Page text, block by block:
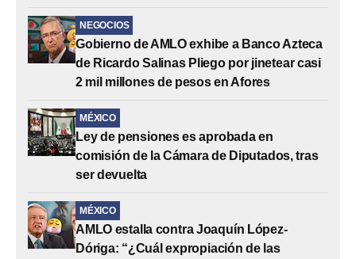
NEGOCIOS
Gobierno de AMLO exhibe a Banco Azteca
de Ricardo Salinas Pliego por jinetear casi
2 mil millones de pesos en Afores
MÉXICO
Ley de pensiones es aprobada en
comisión de la Cámara de Diputados, tras
ser devuelta
MÉXICO
AMLO estalla contra Joaquín López-
Dóriga: “¿Cuál expropiación de las